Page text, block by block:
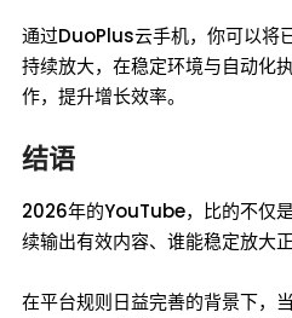
通过DuoPlus云手机，你可以将
持续放大，在稳定环境与自动化
作，提升增长效率。
结语
2026年的YouTube，比的不仅
续输出有效内容、谁能稳定放大
在平台规则日益完善的背景下，